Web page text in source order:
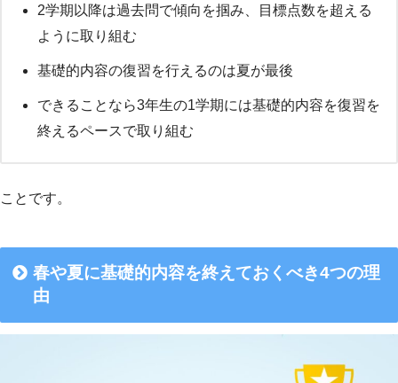
2学期以降は過去問で傾向を掴み、目標点数を超える
ように取り組む
基礎的内容の復習を行えるのは夏が最後
できることなら3年生の1学期には基礎的内容を復習を
終えるペースで取り組む
ことです。
春や夏に基礎的内容を終えておくべき4つの理
由